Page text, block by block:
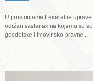
U prostorijama Federalne
održan sastanak na kojemu su
geodetske i imovinsko-pravne...